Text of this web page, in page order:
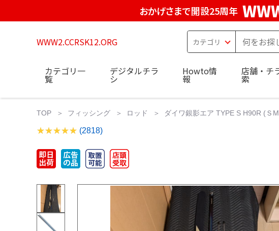
おかげさまで開設25周年
WWW2.CCRSK12.ORG
カテゴリ一
覧
デジタルチラ
シ
Howto情
報
店舗・チ
索
TOP フィッシング ロッド ダイワ銀影エア TYPE S H90R (Ｓ
(2818)